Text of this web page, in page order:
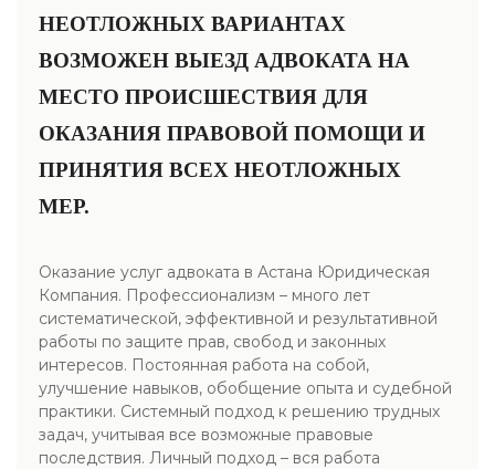
НЕОТЛОЖНЫХ ВАРИАНТАХ
ВОЗМОЖЕН ВЫЕЗД АДВОКАТА НА
МЕСТО ПРОИСШЕСТВИЯ ДЛЯ
ОКАЗАНИЯ ПРАВОВОЙ ПОМОЩИ И
ПРИНЯТИЯ ВСЕХ НЕОТЛОЖНЫХ
МЕР.
Оказание услуг адвоката в Астана Юридическая
Компания. Профессионализм – много лет
систематической, эффективной и результативной
работы по защите прав, свобод и законных
интересов. Постоянная работа на собой,
улучшение навыков, обобщение опыта и судебной
практики. Системный подход к решению трудных
задач, учитывая все возможные правовые
последствия. Личный подход – вся работа